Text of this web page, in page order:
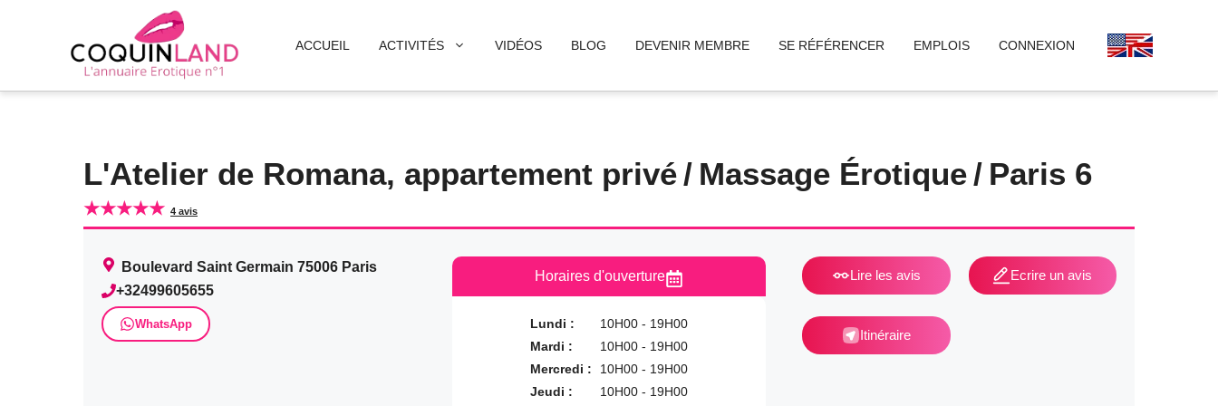
ACCUEIL ACTIVITÉS VIDÉOS BLOG DEVENIR MEMBRE SE RÉFÉRENCER EMPLOIS CONNEXION
L'Atelier de Romana, appartement privé/ Massage Érotique/ Paris 6
★★★★★ 4 avis
Boulevard Saint Germain 75006 Paris
+32499605655
WhatsApp
Horaires d'ouverture
Lundi :
Mardi :
Mercredi :
Jeudi :
10H00 - 19H00
10H00 - 19H00
10H00 - 19H00
10H00 - 19H00
Lire les avis Ecrire un avis
Itinéraire